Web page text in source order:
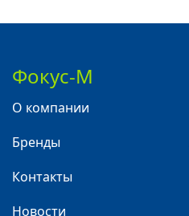
Фокус-М
О компании
Бренды
Контакты
Новости